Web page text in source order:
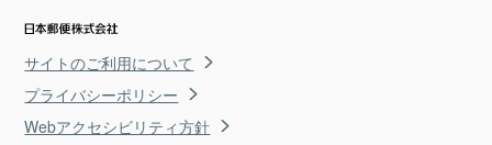
サイトのご利用について
プライバシーポリシー
Webアクセシビリティ方針